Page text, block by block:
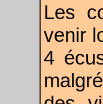
Les
venir
4